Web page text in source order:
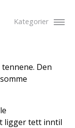
Kategorier
Den
ligger tett inntil